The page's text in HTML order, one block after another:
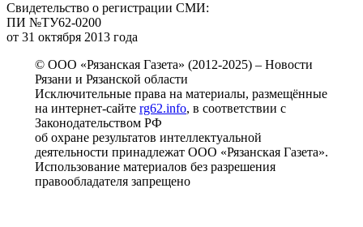
Свидетельство о регистрации СМИ:
ПИ №ТУ62-0200
от 31 октября 2013 года
© ООО «Рязанская Газета» (2012-2025) – Новости
Рязани и Рязанской области
Исключительные права на материалы, размещённые
на интернет-сайте rg62.info, в соответствии с
Законодательством РФ
об охране результатов интеллектуальной
деятельности принадлежат ООО «Рязанская Газета».
Использование материалов без разрешения
правообладателя запрещено